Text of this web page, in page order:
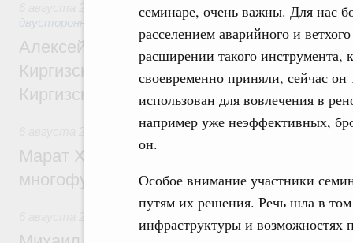
семинаре, очень важны. Для нас
расселением аварийного и
расширении такого инструмента,
своевременно приняли, сейчас
использован для вовлечения в
например уже неэффективных,
он.
Особое внимание участники
путям их решения. Речь шла в
инфраструктуры и возможностях
Экономические и гуманитарные
двусторонней основе
Алексей Оверчук принял участие в
Киргизского экономического форума и
Киргизской межрегиональной
Дорожное хозяйство
Марат Хуснуллин: На двух скоростных
многофункциональные зоны дорожного